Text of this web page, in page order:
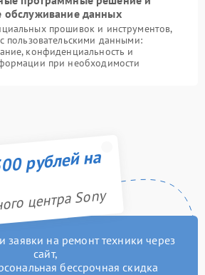
обслуживание данных
прошивок и инструментов,
пользовательскими данными:
конфиденциальность и
при необходимости
рублей на
центра Sony
на ремонт техники через
сайт,
бессрочная скидка